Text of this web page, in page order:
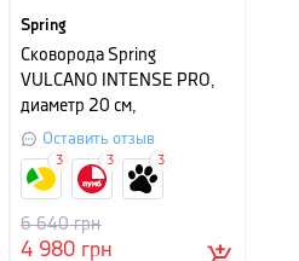
Spring
Сковорода Spring
VULCANO INTENSE PRO,
диаметр 20 см,
серебристый
Оставить отзыв
4 980 грн
6 640грн
3 3 3